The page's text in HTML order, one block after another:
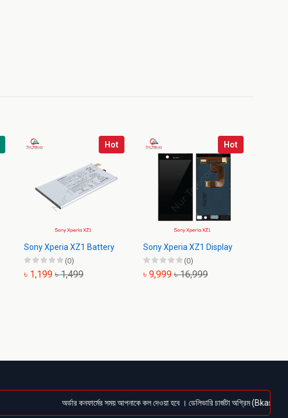
Hot
Sony Xperia XZ1 Battery
(0)
৳ 1,199 ৳ 1,499
Hot
Sony Xperia XZ1 Display
(0)
৳ 9,999 ৳ 16,999
অর্ডার কনফার্মের সময় আপনাকে কল দেওয়া হবে । ডেলিভারি চার্জটা অগ্রিম (Bkash/